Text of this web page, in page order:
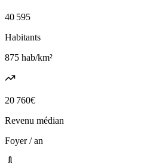
40 595
Habitants
875 hab/km²
20 760€
Revenu médian
Foyer / an